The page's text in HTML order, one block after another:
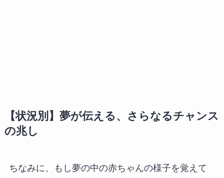
【状況別】夢が伝える、さらなるチャンス
の兆し
ちなみに、もし夢の中の赤ちゃんの様子を覚えて